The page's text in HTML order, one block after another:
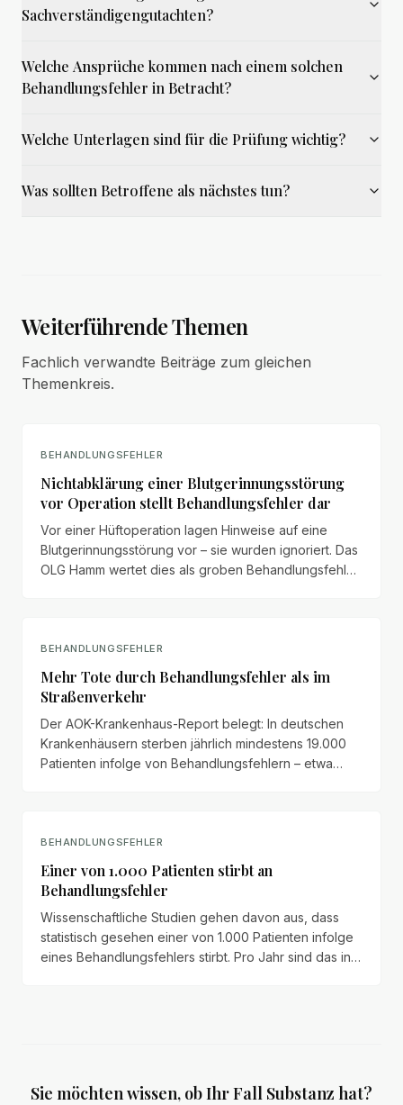
Sachverständigengutachten?
Welche Ansprüche kommen nach einem solchen
Behandlungsfehler in Betracht?
Welche Unterlagen sind für die Prüfung wichtig?
Was sollten Betroffene als nächstes tun?
Weiterführende Themen
Fachlich verwandte Beiträge zum gleichen
Themenkreis.
BEHANDLUNGSFEHLER
Nichtabklärung einer Blutgerinnungsstörung
vor Operation stellt Behandlungsfehler dar
Vor einer Hüftoperation lagen Hinweise auf eine
Blutgerinnungsstörung vor – sie wurden ignoriert. Das
OLG Hamm wertet dies als groben Behandlungsfehler
BEHANDLUNGSFEHLER
Mehr Tote durch Behandlungsfehler als im
Straßenverkehr
Der AOK-Krankenhaus-Report belegt: In deutschen
Krankenhäusern sterben jährlich mindestens 19.000
Patienten infolge von Behandlungsfehlern – etwa
BEHANDLUNGSFEHLER
Einer von 1.000 Patienten stirbt an
Behandlungsfehler
Wissenschaftliche Studien gehen davon aus, dass
statistisch gesehen einer von 1.000 Patienten infolge
eines Behandlungsfehlers stirbt. Pro Jahr sind das in
Sie möchten wissen, ob Ihr Fall Substanz hat?